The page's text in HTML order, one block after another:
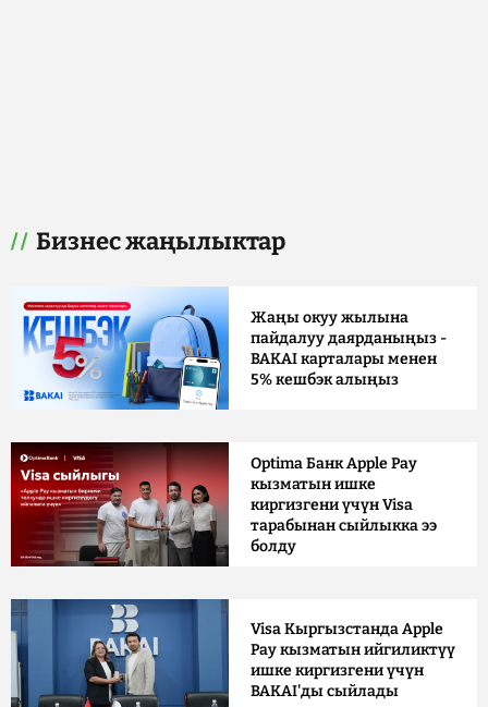
Бизнес жаңылыктар
Жаңы окуу жылына
пайдалуу даярданыңыз -
BAKAI карталары менен
5% кешбэк алыңыз
Optima Банк Apple Pay
кызматын ишке
киргизгени үчүн Visa
тарабынан сыйлыкка ээ
болду
Visa Кыргызстанда Apple
Pay кызматын ийгиликтүү
ишке киргизгени үчүн
BAKAI'ды сыйлады